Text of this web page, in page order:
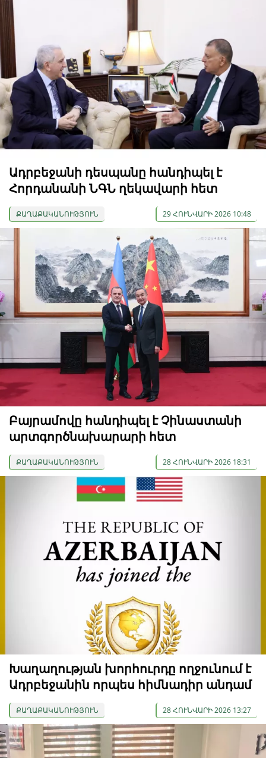
Ադրբեջանի դեսպանը հանդիպել է
Հորդանանի ՆԳՆ ղեկավարի հետ
ՔԱՂԱՔԱԿԱՆՈՒԹՅՈՒՆ 29 ՀՈՒՆՎԱՐԻ 2026 10:48
Բայրամովը հանդիպել է Չինաստանի
արտգործնախարարի հետ
ՔԱՂԱՔԱԿԱՆՈՒԹՅՈՒՆ 28 ՀՈՒՆՎԱՐԻ 2026 18:31
Խաղաղության խորհուրդը ողջունում է
Ադրբեջանին որպես հիմնադիր անդամ
ՔԱՂԱՔԱԿԱՆՈՒԹՅՈՒՆ 28 ՀՈՒՆՎԱՐԻ 2026 13:27